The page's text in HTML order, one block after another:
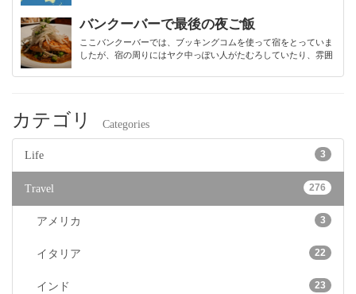
ます。 そして11/1、羽田空港到着！ついに地球を一周しまし...
バンクーバーで最後の夜ご飯
ここバンクーバーでは、ブッキングコムを使って宿をとっていま
したが、宿の周りにはヤク中っぽい人がたむろしていたり、雰囲
世界一周の最終日に、ここで過ごすのはなんだかな、ということ
カテゴリ Categories
Life 3
Travel 276
アメリカ 3
イタリア 22
インド 23